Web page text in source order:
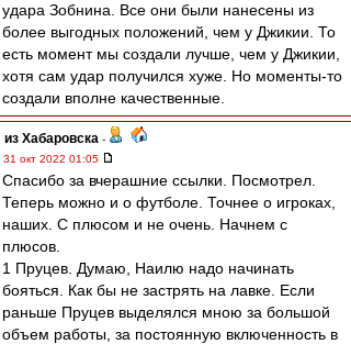
удара Зобнина. Все они были нанесены из
более выгодных положений, чем у Джикии. То
есть момент мы создали лучше, чем у Джикии,
хотя сам удар получился хуже. Но моменты-то
создали вполне качественные.
из Хабаровска -
31 окт 2022 01:05
Спасибо за вчерашние ссылки. Посмотрел.
Теперь можно и о футболе. Точнее о игроках,
наших. С плюсом и не очень. Начнем с
плюсов.
1 Пруцев. Думаю, Наилю надо начинать
бояться. Как бы не застрять на лавке. Если
раньше Пруцев выделялся мною за большой
объем работы, за постоянную включенность в